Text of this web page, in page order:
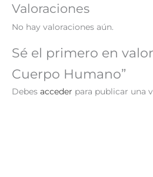
Valoraciones
No hay valoraciones aún.
Sé el primero en
Cuerpo Humano”
Debes acceder para publicar una